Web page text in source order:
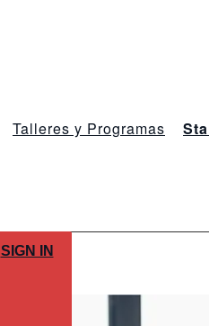
Talleres y Programas
SIGN IN